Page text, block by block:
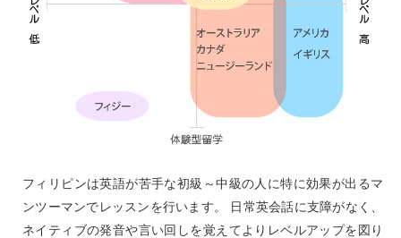
フィリピンは英語が苦手な初級～中級の人に特に効果が出るマ
ンツーマンでレッスンを行います。 日常英会話に支障がなく、
ネイティブの発音や言い回しを覚えてよりレベルアップを図り